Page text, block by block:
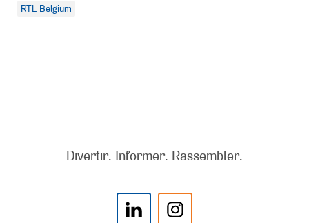
RTL Belgium
Divertir. Informer. Rassembler.